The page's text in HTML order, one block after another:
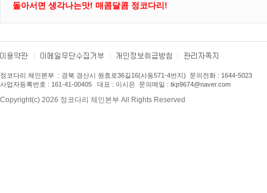
돌아서면 생각나는맛! 매콤달콤 정코다리!
정코다리 체인본부 : 경북 경산시 원효로36길16(사동571-4번지) 문의전화 : 1644-5023
사업자등록번호 : 161-41-00405 대표 : 이시은 문의메일 : tkp9674@naver.com
Copyright(c) 2026 정코다리 체인본부 All Rights Reserved